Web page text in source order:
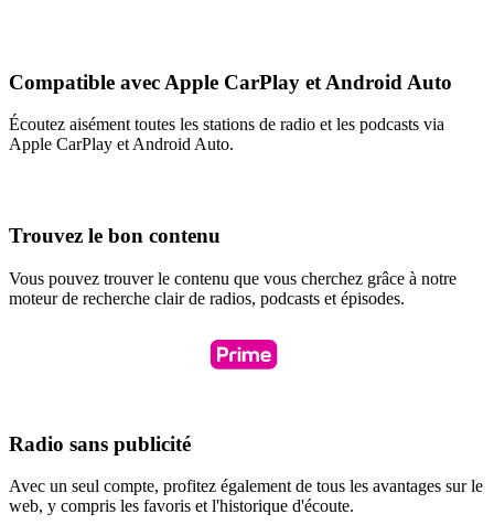
Compatible avec Apple CarPlay et Android Auto
Écoutez aisément toutes les stations de radio et les podcasts via
Apple CarPlay et Android Auto.
Trouvez le bon contenu
Vous pouvez trouver le contenu que vous cherchez grâce à notre
moteur de recherche clair de radios, podcasts et épisodes.
Radio sans publicité
Avec un seul compte, profitez également de tous les avantages sur le
web, y compris les favoris et l'historique d'écoute.